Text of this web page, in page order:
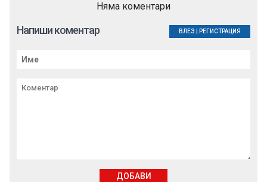
Няма коментари
Напиши коментар ВЛЕЗ РЕГИСТРАЦИЯ
ДОБАВИ